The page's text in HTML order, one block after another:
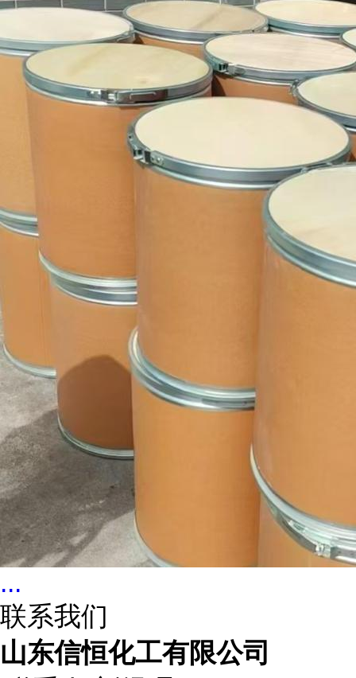
...
联系我们
山东信恒化工有限公司